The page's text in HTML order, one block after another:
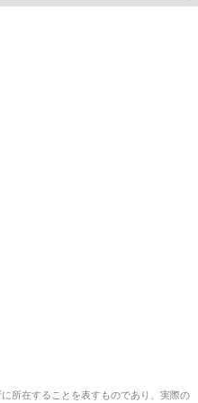
所在することを表すものであり、実際の